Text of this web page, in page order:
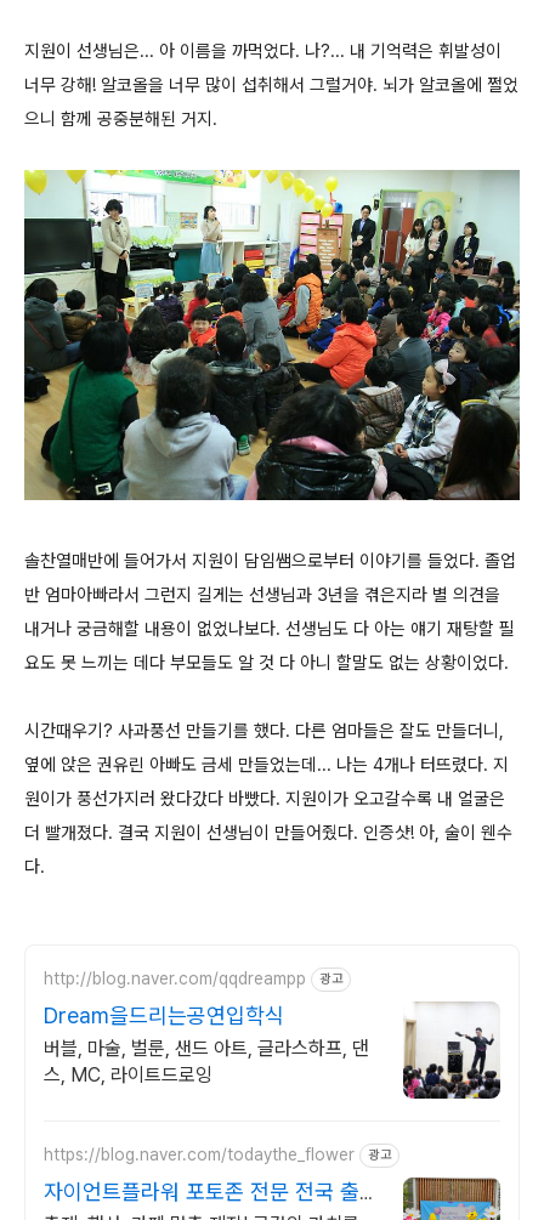
지원이 선생님은... 아 이름을 까먹었다. 나?... 내 기억력은 휘발성이
너무 강해! 알코올을 너무 많이 섭취해서 그럴거야. 뇌가 알코올에 쩔었
으니 함께 공중분해된 거지.
솔찬열매반에 들어가서 지원이 담임쌤으로부터 이야기를 들었다. 졸업
반 엄마아빠라서 그런지 길게는 선생님과 3년을 겪은지라 별 의견을
내거나 궁금해할 내용이 없었나보다. 선생님도 다 아는 얘기 재탕할 필
요도 못 느끼는 데다 부모들도 알 것 다 아니 할말도 없는 상황이었다.
시간때우기? 사과풍선 만들기를 했다. 다른 엄마들은 잘도 만들더니,
옆에 앉은 권유린 아빠도 금세 만들었는데... 나는 4개나 터뜨렸다. 지
원이가 풍선가지러 왔다갔다 바빴다. 지원이가 오고갈수록 내 얼굴은
더 빨개졌다. 결국 지원이 선생님이 만들어줬다. 인증샷! 아, 술이 웬수
다.
http://blog.naver.com/qqdreampp 광고
Dream을드리는공연입학식
버블, 마술, 벌룬, 샌드 아트, 글라스하프, 댄
스, MC, 라이트드로잉
https://blog.naver.com/todaythe_flower 광고
자이언트플라워 포토존 전문 전국 출장